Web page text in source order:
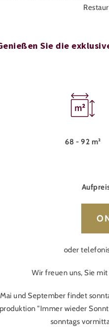
Sie die
68 - 92 m²
oder
Wir freuen uns, Sie
und September findet
"Immer wieder
sonntags